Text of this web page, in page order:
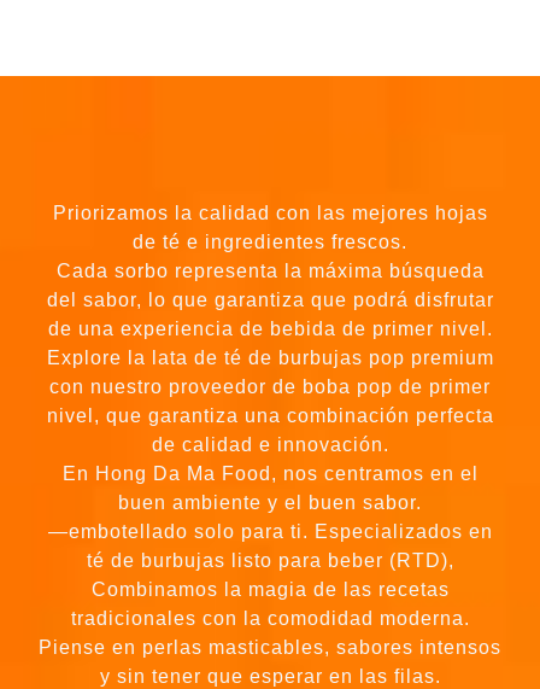
Cada sorbo representa la máxima búsqueda
del sabor, lo que garantiza que podrá disfrutar
de una experiencia de bebida de primer nivel.
Explore la lata de té de burbujas pop premium
con nuestro proveedor de boba pop de primer
nivel, que garantiza una combinación perfecta
de calidad e innovación.
En Hong Da Ma Food, nos centramos en el
buen ambiente y el buen sabor.
—embotellado solo para ti. Especializados en
té de burbujas listo para beber (RTD),
Combinamos la magia de las recetas
tradicionales con la comodidad moderna.
Piense en perlas masticables, sabores intensos
y sin tener que esperar en las filas.
Elaborado con corazón y bebido con alegría: